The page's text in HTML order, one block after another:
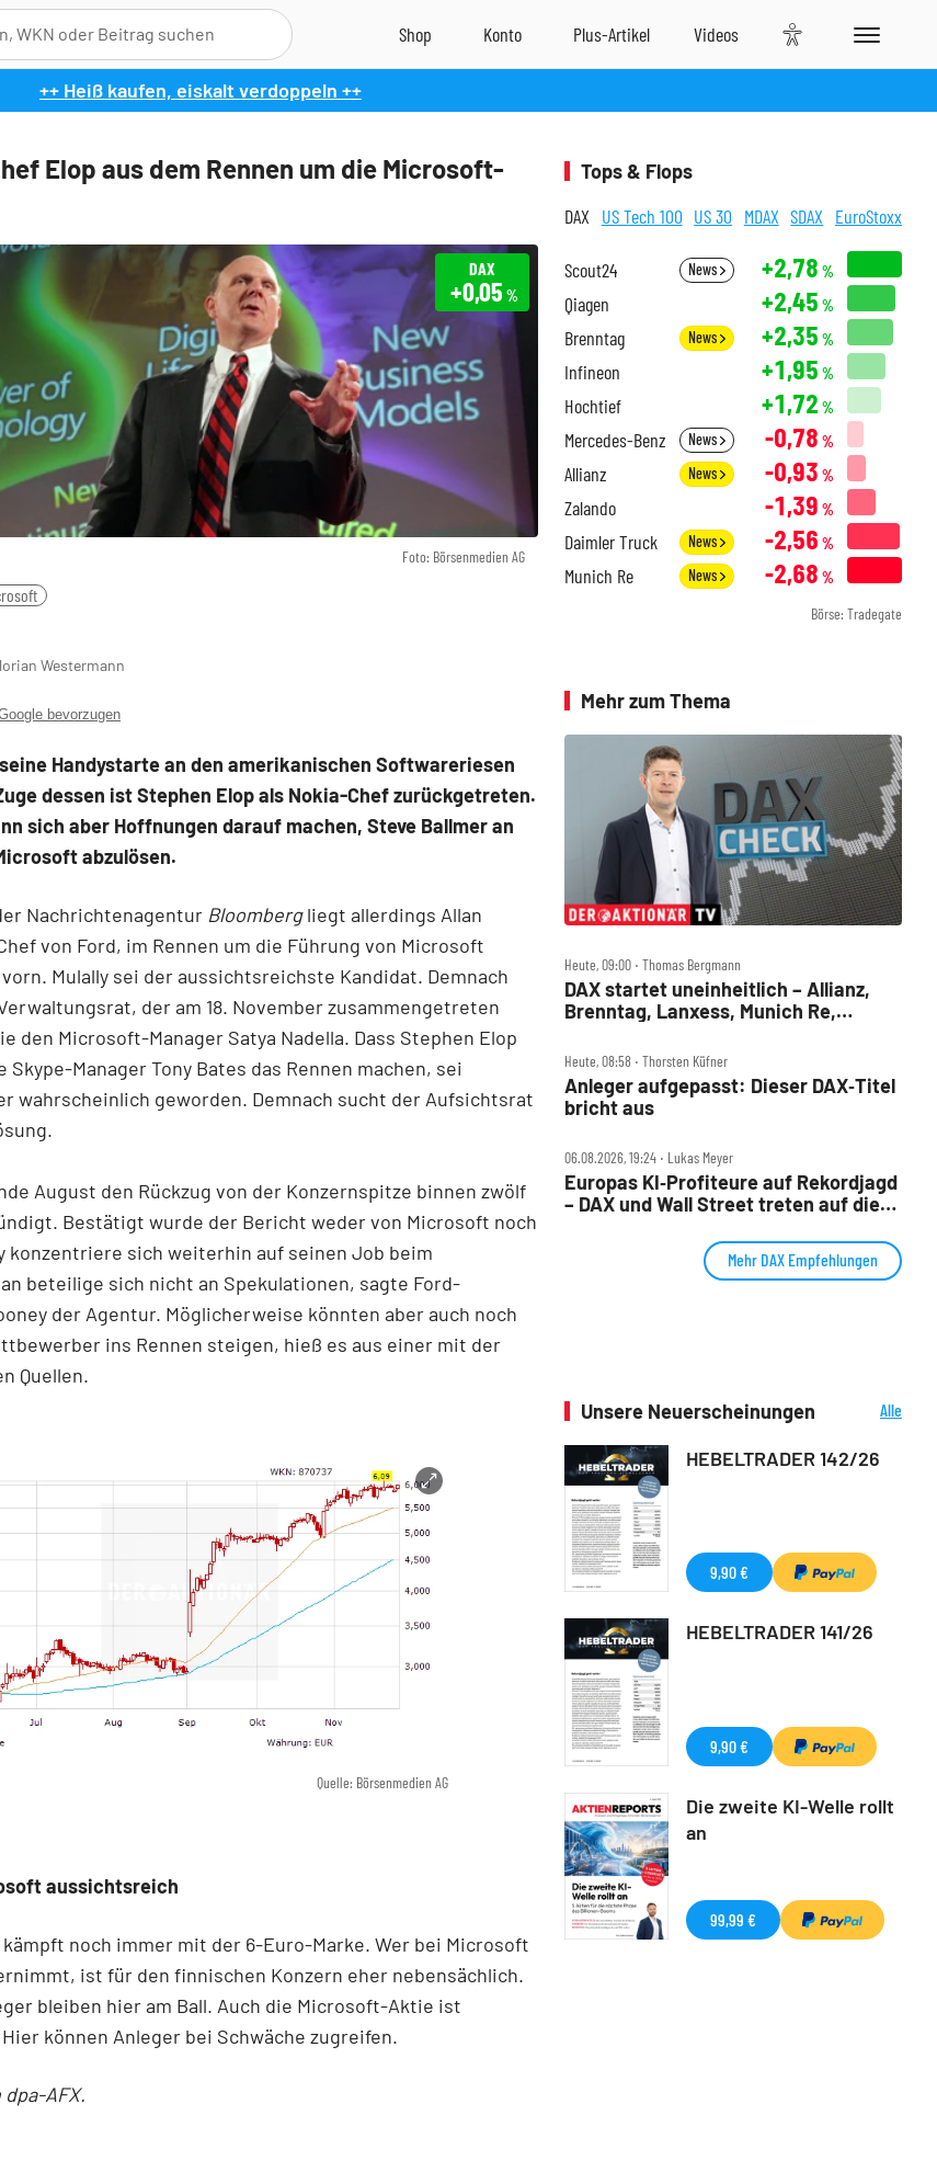
++ Heiß kaufen, eiskalt verdoppeln ++
Elop aus dem Rennen um die Microsoft-
Foto: Börsenmedien AG
DAX
+0,05 %
Westermann
bevorzugen
Handystarte an den amerikanischen Softwareriesen
dessen ist Stephen Elop als Nokia-Chef zurückgetreten.
sich aber Hoffnungen darauf machen, Steve Ballmer an
abzulösen.
Nachrichtenagentur Bloombergliegt allerdings Allan
von Ford, im Rennen um die Führung von Microsoft
Mulally sei der aussichtsreichste Kandidat. Demnach
der am 18. November zusammengetreten
den Microsoft-Manager Satya Nadella. Dass Stephen Elop
Manager Tony Bates das Rennen machen, sei
wahrscheinlich geworden. Demnach sucht der Aufsichtsrat
August den Rückzug von der Konzernspitze binnen zwölf
Bestätigt wurde der Bericht weder von Microsoft noch
konzentriere sich weiterhin auf seinen Job beim
beteilige sich nicht an Spekulationen, sagte Ford-
der Agentur. Möglicherweise könnten aber auch noch
ins Rennen steigen, hieß es aus einer mit der
Quellen.
Quelle: Börsenmedien AG
aussichtsreich
noch immer mit der 6-Euro-Marke. Wer bei Microsoft
ist für den finnischen Konzern eher nebensächlich.
bleiben hier am Ball. Auch die Microsoft-Aktie ist
können Anleger bei Schwäche zugreifen.
AFX.
Tops & Flops
DAX US Tech 100 US 30 MDAX SDAX EuroStoxx
Scout24 News +2,78 %
Qiagen +2,45 %
Brenntag News +2,35 %
Infineon +1,95 %
Hochtief +1,72 %
Mercedes-Benz News -0,78 %
Allianz News -0,93 %
Zalando -1,39 %
Daimler Truck News -2,56 %
Munich Re News -2,68 %
Börse: Tradegate
Mehr zum Thema
Heute, 09:00 ‧ Thomas Bergmann
DAX startet uneinheitlich – Allianz,
Brenntag, Lanxess, Munich Re,
Heute, 08:58 ‧ Thorsten Küfner
Anleger aufgepasst: Dieser DAX‑Titel
bricht aus
06.08.2026, 19:24 ‧ Lukas Meyer
Europas KI‑Profiteure auf Rekordjagd
– DAX und Wall Street treten auf die
Mehr DAX Empfehlungen
Unsere Neuerscheinungen
Alle
HEBELTRADER 142/26
9,90 €
HEBELTRADER 141/26
9,90 €
Die zweite KI-Welle rollt
an
99,99 €